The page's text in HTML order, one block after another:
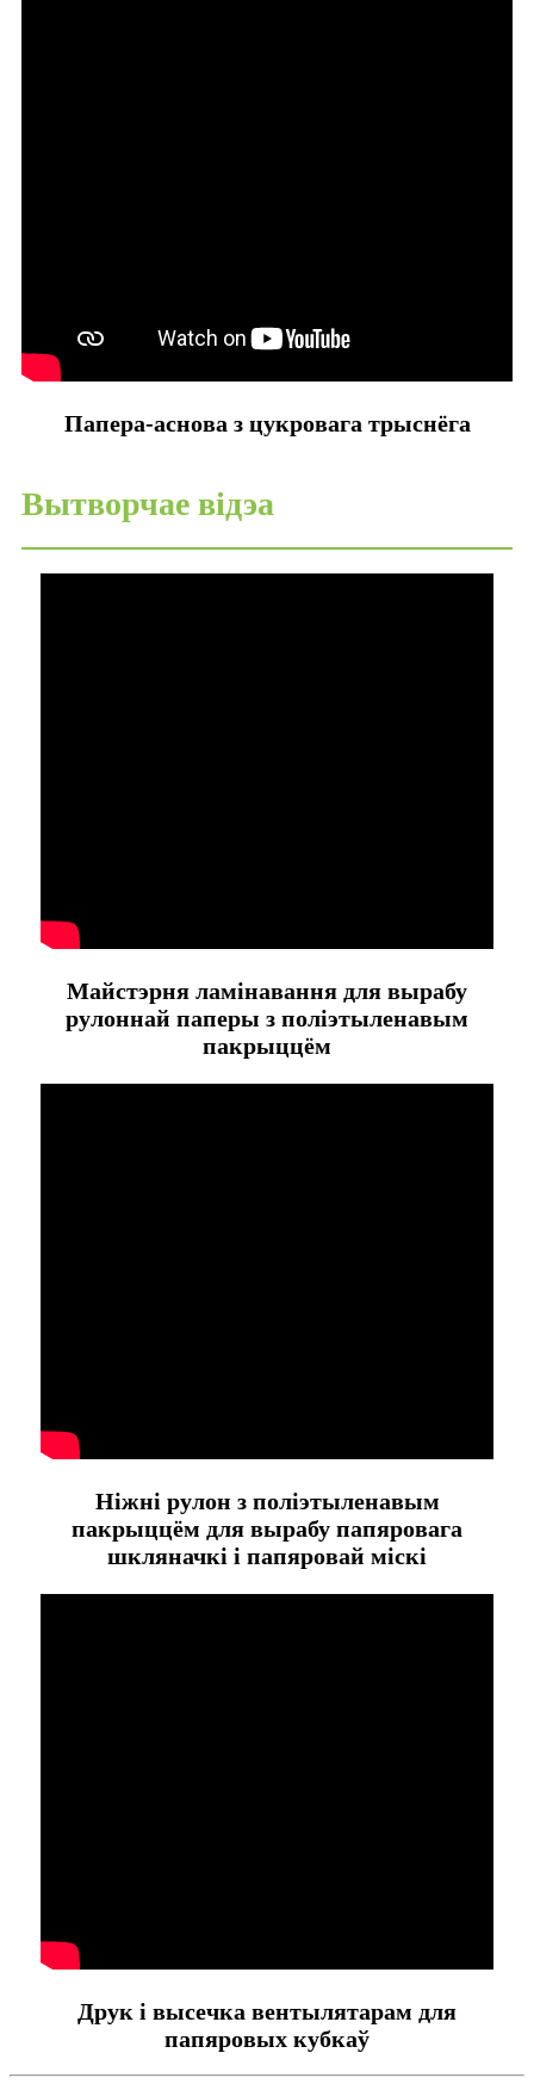
Папера-аснова з цукровага трыснёга
Вытворчае відэа
Майстэрня ламінавання для вырабу
рулоннай паперы з поліэтыленавым
пакрыццём
Ніжні рулон з поліэтыленавым
пакрыццём для вырабу папяровага
шкляначкі і папяровай міскі
Друк і высечка вентылятарам для
папяровых кубкаў